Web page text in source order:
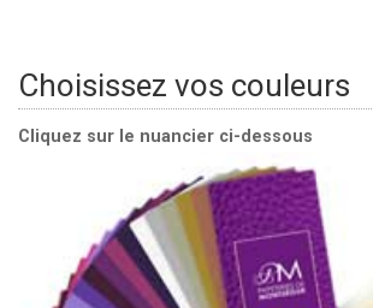
Choisissez vos couleurs
Cliquez sur le nuancier ci-dessous